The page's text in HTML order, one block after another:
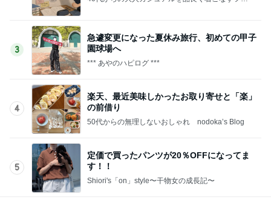
3
急遽変更になった夏休み旅行、初めての甲子
園球場へ
*** あやのハピログ ***
4
楽天、最近美味しかったお取り寄せと「楽」
の前借り
50代からの無理しないおしゃれ nodoka’s Blog
5
定価で買ったパンツが20％OFFになってま
す！！
Shiori's「on」style〜干物女の成長記〜